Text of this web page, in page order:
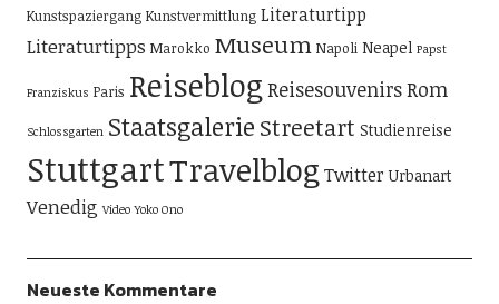
Kunstspaziergang Kunstvermittlung Literaturtipp
Literaturtipps Marokko Museum Napoli Neapel Papst
Franziskus Paris Reiseblog ReisesouvenirsRom
Schlossgarten Staatsgalerie Streetart Studienreise
StuttgartTravelblog Twitter Urbanart
Venedig Video Yoko Ono
Neueste Kommentare